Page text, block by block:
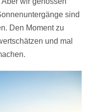
sind
Den Moment zu
und mal